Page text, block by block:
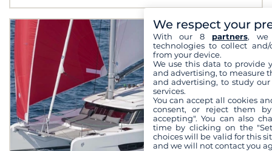
We respect your
With our 8 partners, we
technologies to collect
from your device.
We use this data to provide
and advertising, to measure
and advertising, to study
services.
You can accept all cookies
consent, or reject them
accepting". You can also
time by clicking on the
choices will be valid for this
and we will not contact you